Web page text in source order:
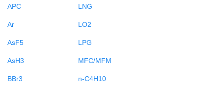
APC
Ar
AsF5
AsH3
BBr3
LNG
LO2
LPG
MFC/MFM
n-C4H10